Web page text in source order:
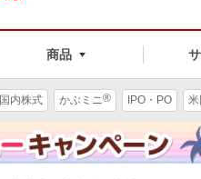
商品
国内株式 かぶミニ® IPO・PO